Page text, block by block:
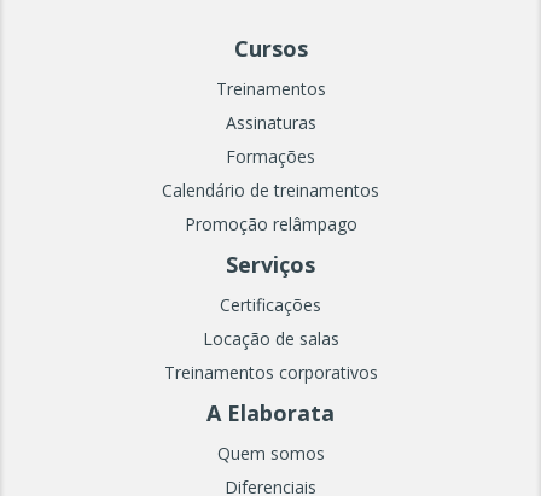
Cursos
Treinamentos
Assinaturas
Formações
Calendário de treinamentos
Promoção relâmpago
Serviços
Certificações
Locação de salas
Treinamentos corporativos
A Elaborata
Quem somos
Diferenciais